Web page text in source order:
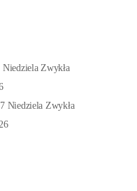
Niedziela Zwykła
Niedziela Zwykła